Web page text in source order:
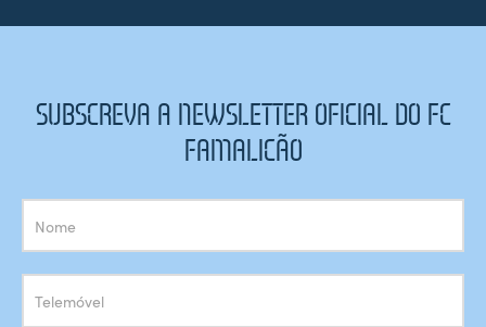
SUBSCREVA A NEWSLETTER OFICIAL DO FC
FAMALICÃO
Subscrição
Newsletter